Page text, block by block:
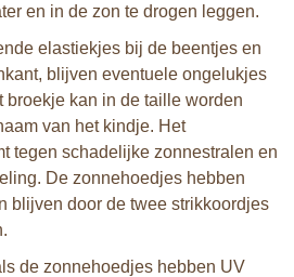
en in de zon te drogen leggen.
elastiekjes bij de beentjes en
blijven eventuele ongelukjes
broekje kan in de taille worden
van het kindje. Het
tegen schadelijke zonnestralen en
De zonnehoedjes hebben
blijven door de twee strikkoordjes
de zonnehoedjes hebben UV